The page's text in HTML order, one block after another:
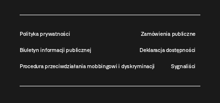
Polityka prywatności Zamówienia publiczne
Biuletyn informacji publicznej Deklaracja dostępności
Procedura przeciwdziałania mobbingowi i dyskryminacji Sygnaliści